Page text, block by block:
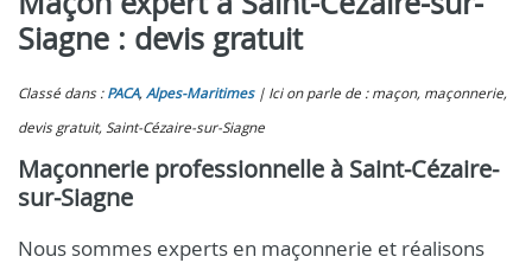
Siagne : devis gratuit
Classé dans : PACA, Alpes-Maritimes
Ici on parle de : maçon, maçonnerie,
devis gratuit, Saint-Cézaire-sur-Siagne
Maçonnerie professionnelle à Saint-Cézaire-
sur-Siagne
Nous sommes experts en maçonnerie et réalisons